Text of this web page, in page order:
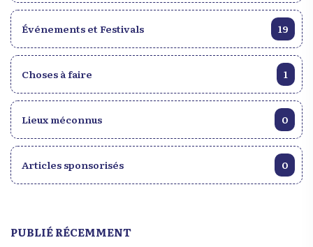
Événements et Festivals 19
Choses à faire 1
Lieux méconnus 0
Articles sponsorisés 0
PUBLIÉ RÉCEMMENT